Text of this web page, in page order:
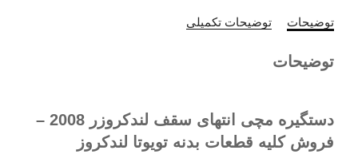
توضیحات توضیحات تکمیلی
توضیحات
دستگیره مچی انتهای سقف لندکروزر 2008 –
فروش کلیه قطعات بدنه تویوتا لندکروز